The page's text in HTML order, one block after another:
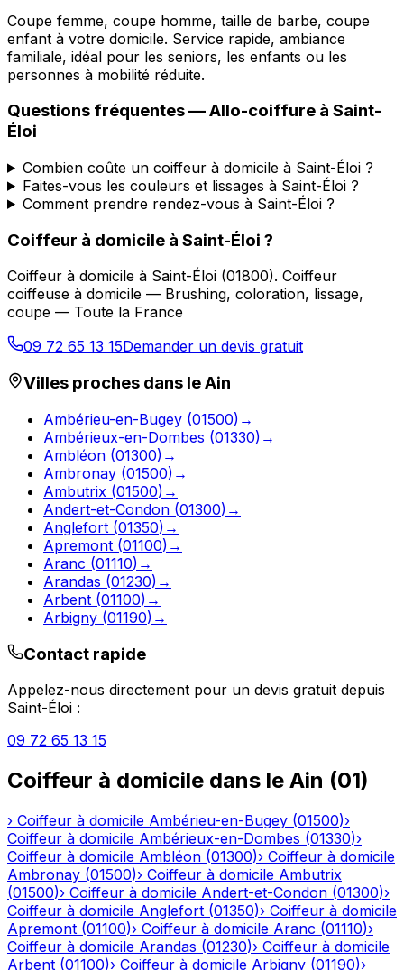
Coupe femme, coupe homme, taille de barbe, coupe
enfant à votre domicile. Service rapide, ambiance
familiale, idéal pour les seniors, les enfants ou les
personnes à mobilité réduite.
Questions fréquentes —Allo-coiffure à Saint-
Éloi
Combien coûte un coiffeur à domicile à Saint-Éloi ?
Faites-vous les couleurs et lissages à Saint-Éloi ?
Comment prendre rendez-vous à Saint-Éloi ?
Coiffeur à domicile à Saint-Éloi ?
Coiffeur à domicile à Saint-Éloi (01800). Coiffeur
coiffeuse à domicile — Brushing, coloration, lissage,
coupe — Toute la France
09 72 65 13 15Demander un devis gratuit
Villes proches dans leAin
Ambérieu-en-Bugey (01500) →
Ambérieux-en-Dombes (01330) →
Ambléon (01300) →
Ambronay (01500) →
Ambutrix (01500) →
Andert-et-Condon (01300) →
Anglefort (01350) →
Apremont (01100) →
Aranc (01110) →
Arandas (01230) →
Arbent (01100) →
Arbigny (01190) →
Contact rapide
Appelez-nous directement pour un devis gratuit depuis
Saint-Éloi :
09 72 65 13 15
Coiffeur à domicile dans le Ain (01)
› Coiffeur à domicile Ambérieu-en-Bugey (01500)›
Coiffeur à domicile Ambérieux-en-Dombes (01330)›
Coiffeur à domicile Ambléon (01300)› Coiffeur à domicile
Ambronay (01500)› Coiffeur à domicile Ambutrix
(01500)› Coiffeur à domicile Andert-et-Condon (01300)›
Coiffeur à domicile Anglefort (01350)› Coiffeur à domicile
Apremont (01100)› Coiffeur à domicile Aranc (01110)›
Coiffeur à domicile Arandas (01230)› Coiffeur à domicile
Arbent (01100)› Coiffeur à domicile Arbigny (01190)›